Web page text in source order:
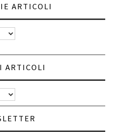
ARTICOLI
ARTICOLI